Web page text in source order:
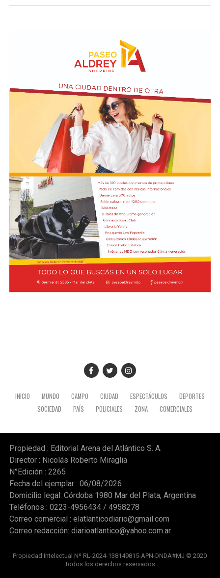
INICIO MUNDO CAMPO CIUDAD ESPECTÁCULOS
DEPORTES
SOCIEDAD
PAÍS POLICIALES ZONA COMERCIALES
Propiedad : Editorial Arena del Atlántico S. A.
Director : Nicolás Roberto Miraglia
N°Edición : 2265
Fecha del ejemplar : 06/08/2026
Domicilio legal: Córdoba 1980 Mar del Plata, Argentina
Teléfonos : 0223-4956434 / 4958278
Correo comercial : elatlanticodiario@gmail.com
Correo redacción: diarioatlantico@yahoo.com.ar
Propiedad Intelectual Nº RL-2024-138149815-APN-DNDA#MJ © 2020
Todos los derechos reservados